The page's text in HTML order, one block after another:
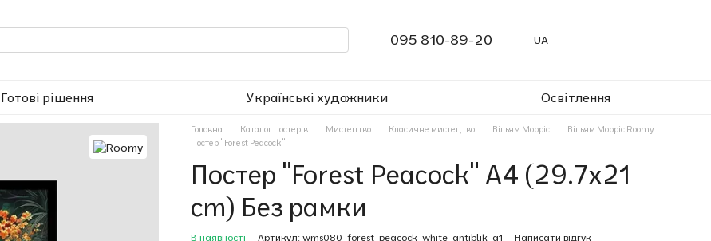
095 810-89-20 UA
Готові рішення Українські художники Освітлення
Головна Каталог постерів Мистецтво Класичне мистецтво Вільям Морріс
Вільям Морріс Roomy
Постер "Forest Peacock"
Постер "Forest Peacock" A4 (29.7x21
cm) Без рамки
В наявності Артикул: wms080_forest_peacock_white_antiblik_a1 Написати відгук